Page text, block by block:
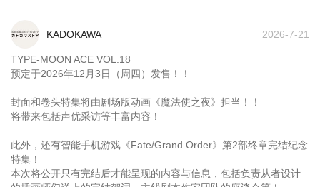
KADOKAWA 2026-7-21
TYPE-MOON ACE VOL.18
预定于2026年12月3日（周四）发售！！
封面和卷头特集将由剧场版动画《魔法使之夜》担当！！
将带来包括声优采访等丰富内容！
此外，还有智能手机游戏《Fate/Grand Order》第2部终章完结纪念
特集！
本次将公开只有完结后才能呈现的内容与信息，包括负责从者设计